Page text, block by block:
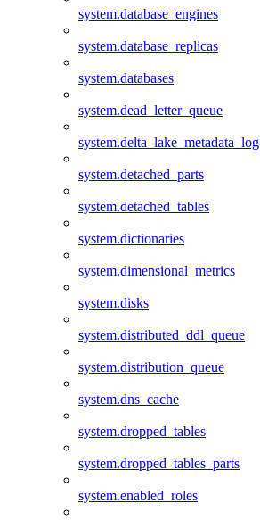
system.database_engines
system.database_replicas
system.databases
system.dead_letter_queue
system.delta_lake_metadata_log
system.detached_parts
system.detached_tables
system.dictionaries
system.dimensional_metrics
system.disks
system.distributed_ddl_queue
system.distribution_queue
system.dns_cache
system.dropped_tables
system.dropped_tables_parts
system.enabled_roles